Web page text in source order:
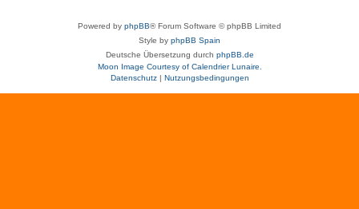
Powered by phpBB® Forum Software © phpBB Limited
Style by phpBB Spain
Deutsche Übersetzung durch phpBB.de
Moon Image Courtesy of Calendrier Lunaire.
Datenschutz| Nutzungsbedingungen